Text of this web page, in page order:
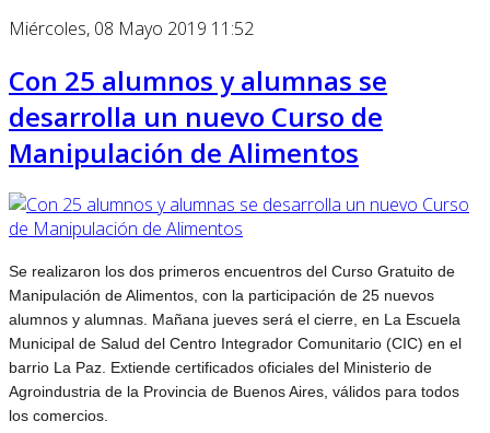
Miércoles, 08 Mayo 2019 11:52
Con 25 alumnos y alumnas se
desarrolla un nuevo Curso de
Manipulación de Alimentos
Se realizaron los dos primeros encuentros del Curso Gratuito de
Manipulación de Alimentos, con la participación de 25 nuevos
alumnos y alumnas. Mañana jueves será el cierre, en La Escuela
Municipal de Salud del Centro Integrador Comunitario (CIC) en el
barrio La Paz. Extiende certificados oficiales del Ministerio de
Agroindustria de la Provincia de Buenos Aires, válidos para todos
los comercios.